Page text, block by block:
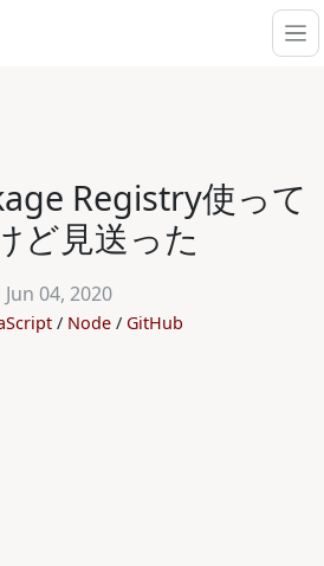
Registry使って
ど見送った
Jun 04, 2020
Node GitHub